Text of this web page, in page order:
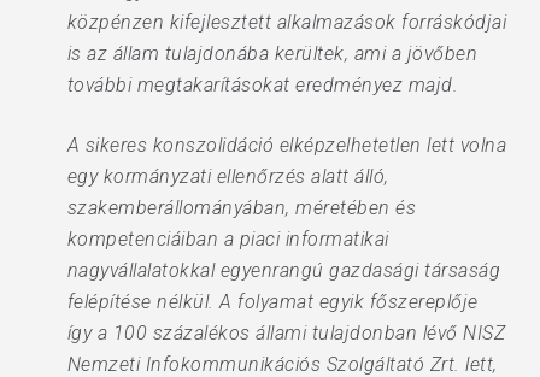
közpénzen kifejlesztett alkalmazások forráskódjai
is az állam tulajdonába kerültek, ami a jövőben
további megtakarításokat eredményez majd.
A sikeres konszolidáció elképzelhetetlen lett volna
egy kormányzati ellenőrzés alatt álló,
szakemberállományában, méretében és
kompetenciáiban a piaci informatikai
nagyvállalatokkal egyenrangú gazdasági társaság
felépítése nélkül. A folyamat egyik főszereplője
így a 100 százalékos állami tulajdonban lévő NISZ
Nemzeti Infokommunikációs Szolgáltató Zrt. lett,